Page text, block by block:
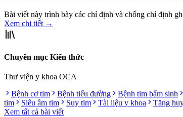
Bài viết này trình bày các chỉ định và chống chỉ định
Xem chi tiết →
Chuyên mục Kiến thức
Thư viện y khoa OCA
Bệnh cơ tim
Bệnh tiểu đường Bệnh tim bẩm sinh
tim
Siêu âm tim Suy tim Tài liệu y khoa Tăng
Xem tất cả bài viết